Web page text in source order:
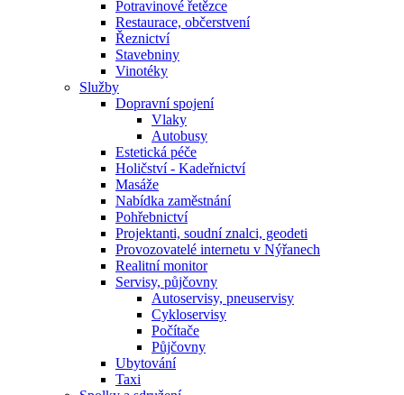
Potravinové řetězce
Restaurace, občerstvení
Řeznictví
Stavebniny
Vinotéky
Služby
Dopravní spojení
Vlaky
Autobusy
Estetická péče
Holičství - Kadeřnictví
Masáže
Nabídka zaměstnání
Pohřebnictví
Projektanti, soudní znalci, geodeti
Provozovatelé internetu v Nýřanech
Realitní monitor
Servisy, půjčovny
Autoservisy, pneuservisy
Cykloservisy
Počítače
Půjčovny
Ubytování
Taxi